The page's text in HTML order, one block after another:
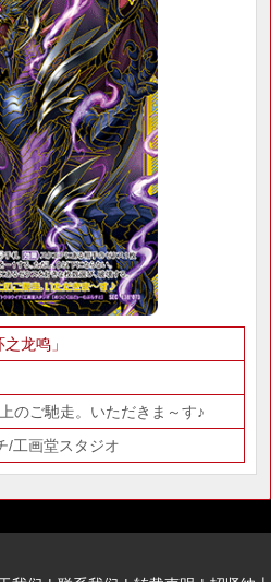
龙鸣」
のご馳走。いただきま～す♪
/工画堂スタジオ